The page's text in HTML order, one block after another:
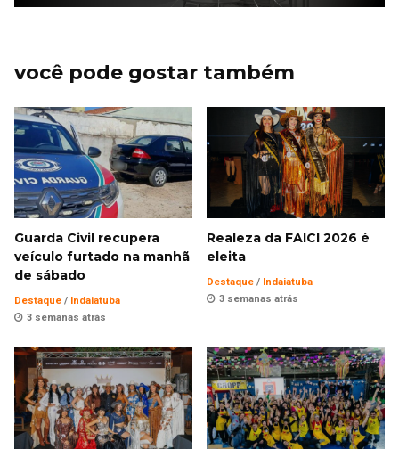
você pode gostar também
Guarda Civil recupera
veículo furtado na manhã
de sábado
Destaque / Indaiatuba
3 semanas atrás
Realeza da FAICI 2026 é
eleita
Destaque / Indaiatuba
3 semanas atrás